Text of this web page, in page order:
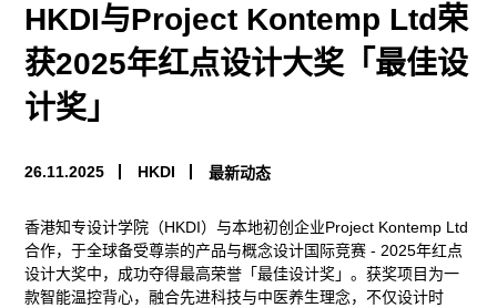
设
计
奖」
最
新
动
HKDI与Project Kontemp Ltd荣
获2025年红点设计大奖「最佳设
计奖」
26.11.2025 HKDI 最新动态
香港知专设计学院（HKDI）与本地初创企业Project Kontemp Ltd
合作，于全球备受尊崇的产品与概念设计国际竞赛 - 2025年红点
设计大奖中，成功夺得最高荣誉「最佳设计奖」。获奖项目为一
款智能温控背心，融合先进科技与中医养生理念，不仅设计时